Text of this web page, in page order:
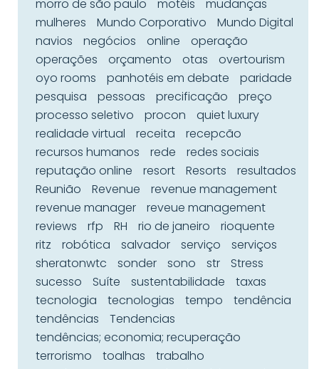
morro de são paulo
motéis
mudanças
mulheres
Mundo Corporativo
Mundo Digital
navios
negócios online
operação
operações
orçamento otas
overtourism
oyo rooms
panhotéis em debate
paridade
pesquisa
pessoas precificação
preço
processo seletivo
procon
quiet luxury
realidade virtual
receita
recepcão
recursos humanos
rede
redes sociais
reputação online
resort Resorts
resultados
Reunião
Revenue
revenue management
revenue manager
reveue management
reviews
rfp RH rio de janeiro
rioquente
ritz
robótica salvador serviço
serviços
sheratonwtc
sonder sono str
Stress
sucesso
Suíte sustentabilidade
taxas
tecnologia
tecnologias tempo
tendência
tendências
Tendencias
tendências; economia; recuperação
terrorismo
toalhas
trabalho